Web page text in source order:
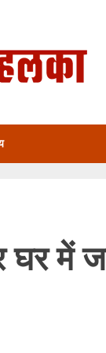
घर में